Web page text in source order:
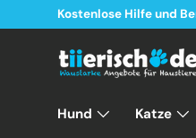
Direkt zum Inhalt
Kostenlose Hilfe und
Hund Katze